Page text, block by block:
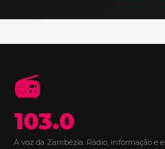
📻
103.0
A voz da Zambézia. Rádio, informação e